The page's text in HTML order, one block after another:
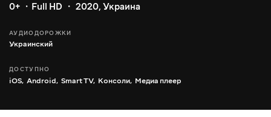
0+ Full HD 2020, Украина
АУДИОДОРОЖКИ
Украинский
ДОСТУПНО
iOS, Android, Smart TV, Консоли, Медиа плеер